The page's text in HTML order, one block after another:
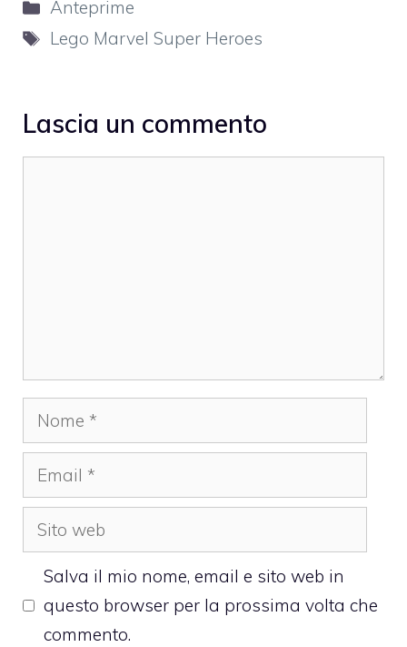
Anteprime
Tag
Lego Marvel Super Heroes
Lascia un commento
Nome
Email
Sito
web
Salva il mio nome, email e sito web in
questo browser per la prossima volta che
commento.